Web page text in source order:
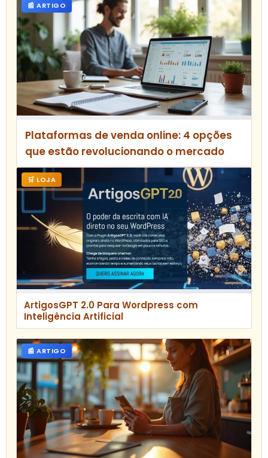
📰 ARTIGO
Plataformas de venda online: 4 opções
que estão revolucionando o mercado
🛒 LOJA
ArtigosGPT 2.0 Para Wordpress com
Inteligência Artificial
📰 ARTIGO